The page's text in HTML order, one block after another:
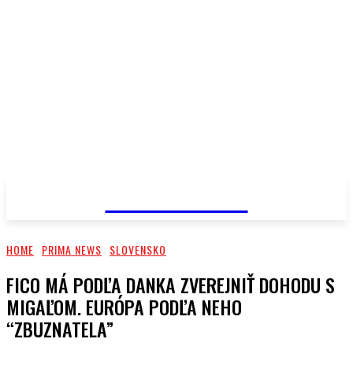
HOME PRIMA NEWS SLOVENSKO
FICO MÁ PODĽA DANKA ZVEREJNIŤ DOHODU S
MIGAĽOM. EURÓPA PODĽA NEHO
“ZBUZNATELA”